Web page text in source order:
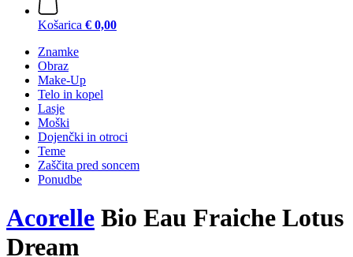
Košarica € 0,00
Znamke
Obraz
Make-Up
Telo in kopel
Lasje
Moški
Dojenčki in otroci
Teme
Zaščita pred soncem
Ponudbe
Acorelle Bio Eau Fraiche Lotus
Dream